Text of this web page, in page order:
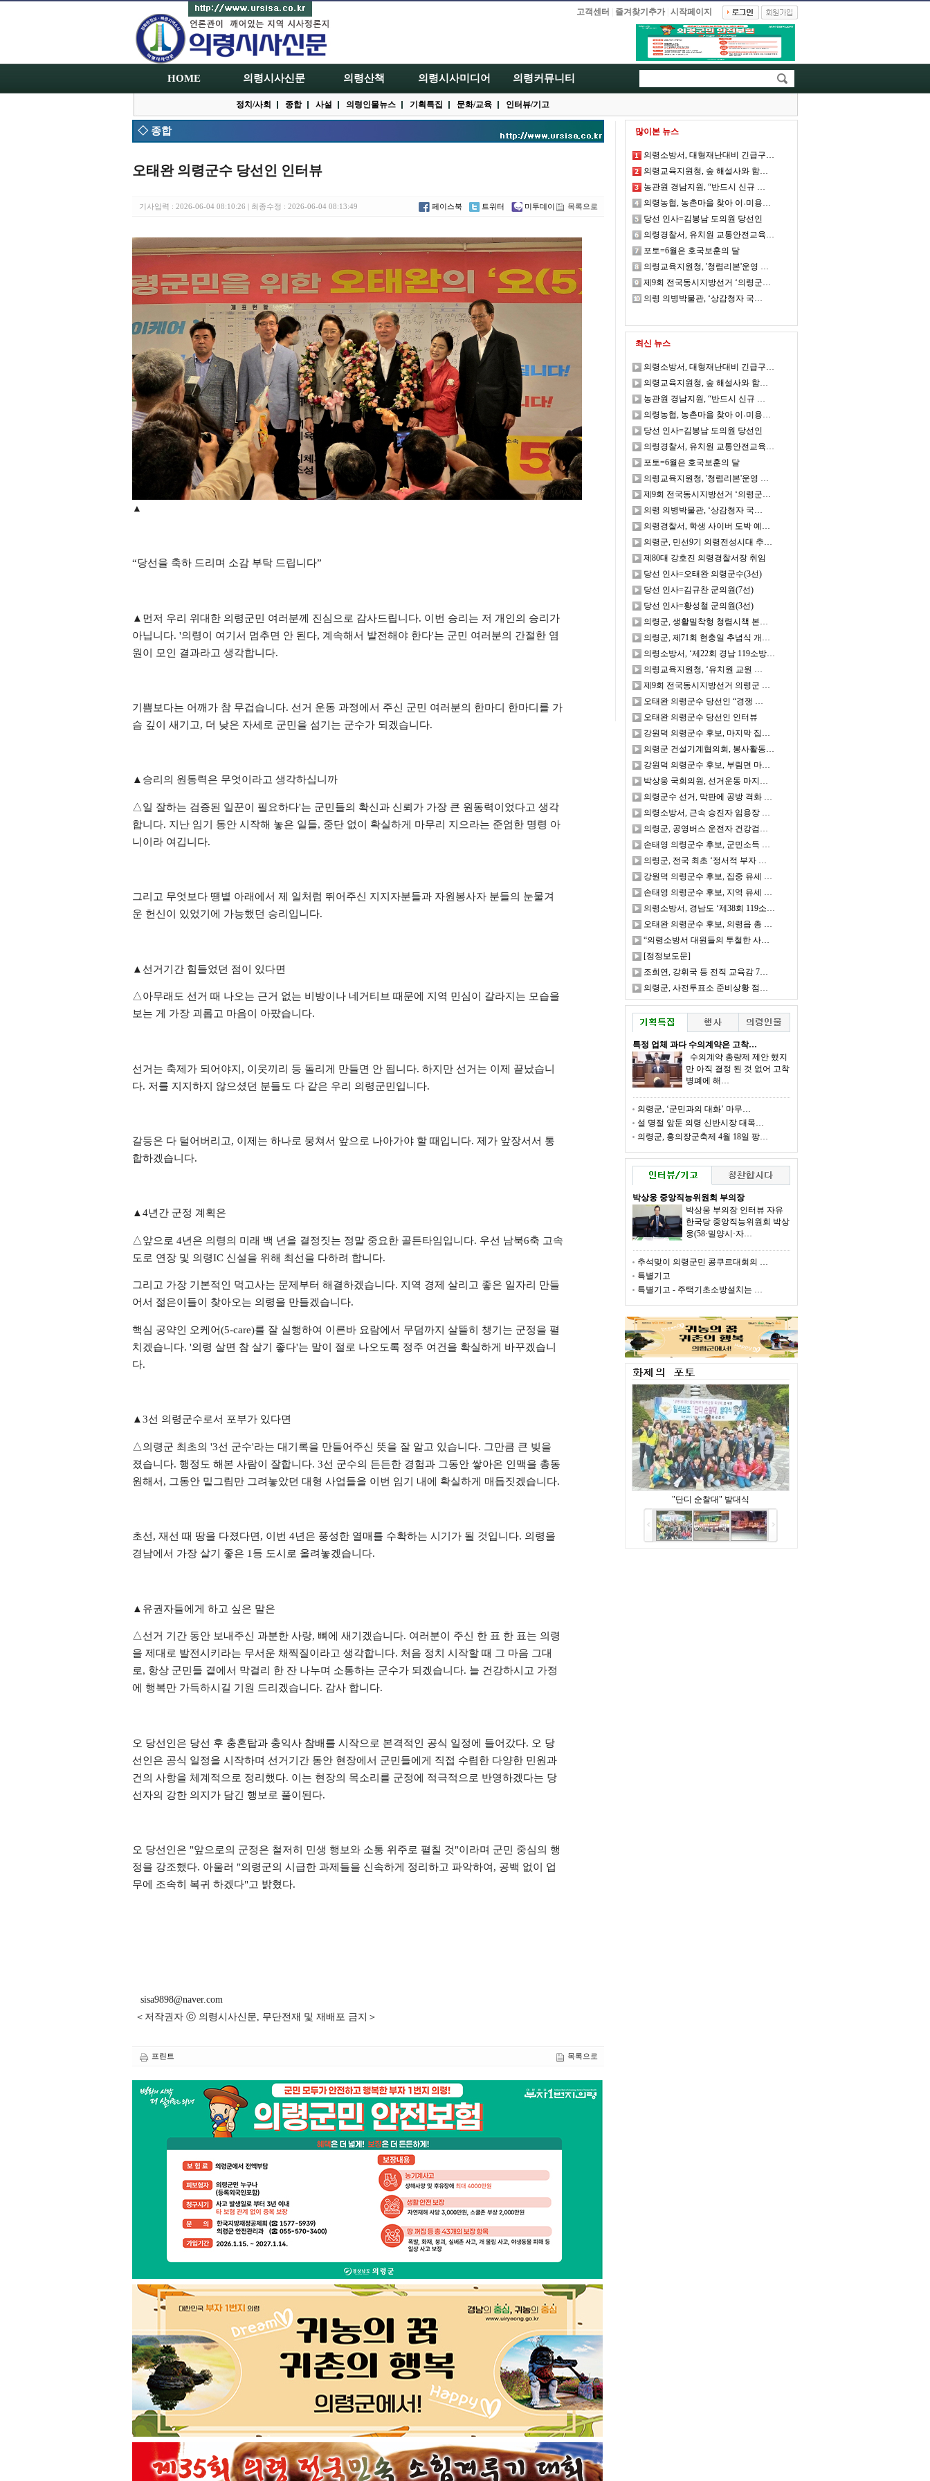
고객센터 즐겨찾기추가 시작페이지
HOME 의령시사신문
정치/사회 종합 사설 의령인물뉴스 기획특집 문화/교육 인터뷰/기고
의령산책 의령시사미디어 의령커뮤니티
◇ 종합
오태완 의령군수 당선인 인터뷰
기사입력 : 2026-06-04 08:10:26 | 최종수정 : 2026-06-04 08:13:49 미투데이 목록으로
트위터
페이스북
▲
“당선을 축하 드리며 소감 부탁 드립니다”
▲ 먼저 우리 위대한 의령군민 여러분께 진심으로 감사드립니다. 이번 승리는 저 개인의 승리가
아닙니다. '의령이 여기서 멈추면 안 된다, 계속해서 발전해야 한다'는 군민 여러분의 간절한 염
원이 모인 결과라고 생각합니다.
기쁨보다는 어깨가 참 무겁습니다. 선거 운동 과정에서 주신 군민 여러분의 한마디 한마디를 가
슴 깊이 새기고, 더 낮은 자세로 군민을 섬기는 군수가 되겠습니다.
▲ 승리의 원동력은 무엇이라고 생각하십니까
△일 잘하는 검증된 일꾼이 필요하다'는 군민들의 확신과 신뢰가 가장 큰 원동력이었다고 생각
합니다. 지난 임기 동안 시작해 놓은 일들, 중단 없이 확실하게 마무리 지으라는 준엄한 명령 아
니이라 여깁니다.
그리고 무엇보다 떙볕 아래에서 제 일처럼 뛰어주신 지지자분들과 자원봉사자 분들의 눈물겨
운 헌신이 있었기에 가능했던 승리입니다.
▲ 선거기간 힘들었던 점이 있다면
△아무래도 선거 때 나오는 근거 없는 비방이나 네거티브 때문에 지역 민심이 갈라지는 모습을
보는 게 가장 괴롭고 마음이 아팠습니다.
선거는 축제가 되어야지, 이웃끼리 등 돌리게 만들면 안 됩니다. 하지만 선거는 이제 끝났습니
다. 저를 지지하지 않으셨던 분들도 다 같은 우리 의령군민입니다.
갈등은 다 털어버리고, 이제는 하나로 뭉쳐서 앞으로 나아가야 할 때입니다. 제가 앞장서서 통
합하겠습니다.
▲4년간 군정 계획은
△앞으로 4년은 의령의 미래 백 년을 결정짓는 정말 중요한 골든타임입니다. 우선 남북6축 고속
도로 연장 및 의령IC 신설을 위해 최선을 다하려 합니다.
그리고 가장 기본적인 먹고사는 문제부터 해결하겠습니다. 지역 경제 살리고 좋은 일자리 만들
어서 젊은이들이 찾아오는 의령을 만들겠습니다.
핵심 공약인 오케어(5-care)를 잘 실행하여 이른바 요람에서 무덤까지 살뜰히 챙기는 군정을 펼
치겠습니다. '의령 살면 참 살기 좋다'는 말이 절로 나오도록 정주 여건을 확실하게 바꾸겠습니
다.
▲3선 의령군수로서 포부가 있다면
△의령군 최초의 '3선 군수'라는 대기록을 만들어주신 뜻을 잘 알고 있습니다. 그만큼 큰 빚을
졌습니다. 행정도 해본 사람이 잘합니다. 3선 군수의 든든한 경험과 그동안 쌓아온 인맥을 총동
원해서 , 그동안 밑그림만 그려놓았던 대형 사업들을 이번 임기 내에 확실하게 매듭짓겠습니다.
초선, 재선 때 땅을 다졌다면, 이번 4년은 풍성한 열매를 수확하는 시기가 될 것입니다. 의령을
경남에서 가장 살기 좋은 1등 도시로 올려놓겠습니다.
▲ 유권자들에게 하고 싶은 말은
△선거 기간 동안 보내주신 과분한 사랑, 뼈에 새기겠습니다. 여러분이 주신 한 표 한 표는 의령
을 제대로 발전시키라는 무서운 채찍질이라고 생각합니다. 처음 정치 시작할 때 그 마음 그대
로, 항상 군민들 곁에서 막걸리 한 잔 나누며 소통하는 군수가 되겠습니다. 늘 건강하시고 가정
에 행복만 가득하시길 기원 드리겠습니다. 감사 합니다.
오 당선인은 당선 후 충혼탑과 충익사 참배를 시작으로 본격적인 공식 일정에 들어갔다. 오 당
선인은 공식 일정을 시작하며 선거기간 동안 현장에서 군민들에게 직접 수렴한 다양한 민원과
건의 사항을 체계적으로 정리했다. 이는 현장의 목소리를 군정에 적극적으로 반영하겠다는 당
선자의 강한 의지가 담긴 행보로 풀이된다.
오 당선인은 "앞으로의 군정은 철저히 민생 행보와 소통 위주로 펼칠 것"이라며 군민 중심의 행
정을 강조했다. 아울러 "의령군의 시급한 과제들을 신속하게 정리하고 파악하여 , 공백 없이 업
무에 조속히 복귀 하겠다"고 밝혔다.
sisa9898@naver.com
＜저작권자 ⓒ 의령시사신문, 무단전재 및 재배포 금지＞
프린트 목록으로
많이본 뉴스
의령소방서, 대형재난대비 긴급구…
의령교육지원청, 숲 해설사와 함…
농관원 경남지원, “반드시 신규 …
의령농협, 농촌마을 찾아 이˓미용…
당선 인사=김봉남 도의원 당선인
의령경찰서, 유치원 교통안전교육…
포토=6월은 호국보훈의 달
의령교육지원청, '청렴리본'운영 …
제9회 전국동시지방선거 ‘의령군…
의령 의병박물관, ‘상감청자 국…
최신 뉴스
의령소방서, 대형재난대비 긴급구…
의령교육지원청, 숲 해설사와 함…
농관원 경남지원, “반드시 신규 …
의령농협, 농촌마을 찾아 이˓미용…
당선 인사=김봉남 도의원 당선인
의령경찰서, 유치원 교통안전교육…
포토=6월은 호국보훈의 달
의령교육지원청, '청렴리본'운영 …
제9회 전국동시지방선거 ‘의령군…
의령 의병박물관, ‘상감청자 국…
의령경찰서, 학생 사이버 도박 예…
의령군, 민선9기 의령전성시대 추…
제80대 강호진 의령경찰서장 취임
당선 인사=오태완 의령군수(3선)
당선 인사=김규찬 군의원(7선)
당선 인사=황성철 군의원(3선)
의령군, 생활밀착형 청렴시책 본…
의령군, 제71회 현충일 추념식 개…
의령소방서, ‘제22회 경남 119소방…
의령교육지원청, ‘유치원 교원 …
제9회 전국동시지방선거 의령군 …
오태완 의령군수 당선인 “경쟁 …
오태완 의령군수 당선인 인터뷰
강원덕 의령군수 후보, 마지막 집…
의령군 건설기계협의회, 봉사활동…
강원덕 의령군수 후보, 부림면 마…
박상웅 국회의원, 선거운동 마지…
의령군수 선거, 막판에 공방 격화 …
의령소방서, 근속 승진자 임용장 …
의령군, 공영버스 운전자 건강검…
손태영 의령군수 후보, 군민소득 …
의령군, 전국 최초 ‘정서적 부자 …
강원덕 의령군수 후보, 집중 유세 …
손태영 의령군수 후보, 지역 유세 …
의령소방서, 경남도 ‘제38회 119소…
오태완 의령군수 후보, 의령읍 총 …
“의령소방서 대원들의 투철한 사…
[정정보도문]
조희연, 강휘국 등 전직 교육감 7…
의령군, 사전투표소 준비상황 점…
특정 업체 과다 수의계약은 고착…
수의계약 총량제 제안 했지
만 아직 결정 된 것 없어 고착
병폐에 해…
의령군, ‘군민과의 대화’ 마무…
설 명절 앞둔 의령 신반시장 대목…
의령군, 홍의장군축제 4월 18일 팡…
박상웅 중앙직능위원회 부의장
박상웅 부의장 인터뷰 자유
한국당 중앙직능위원회 박상
웅(58·밀양시·자…
추석맞이 의령군민 콩쿠르대회의 …
특별기고
특별기고 - 주택기초소방설치는 …
"단디 순찰대" 발대식